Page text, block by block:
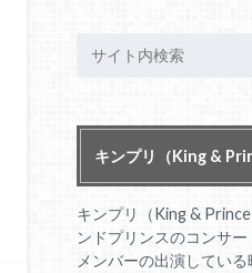
キンプリ（King &
キンプリ（King &
ンドプリンスのコンサ
メンバーの出演してい